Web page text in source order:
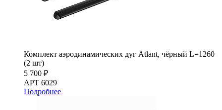
Комплект аэродинамических дуг Atlant, чёрный L=1260
(2 шт)
5 700 ₽
АРТ 6029
Подробнее